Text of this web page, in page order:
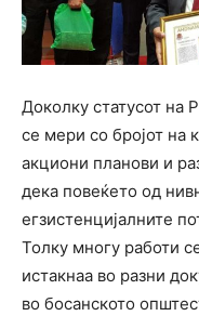
Доколку статусот на
се мери со бројот на
акциони планови и
дека повеќето од
егзистенцијалните
Толку многу работи
истакнаа во разни
во босанското